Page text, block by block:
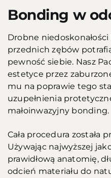
Bonding w
Drobne
przednich zębów
pewność siebie. Nasz
estetyce przez
mu na poprawie tego
uzupełnienia
małoinwazyjny bonding.
Cała procedura została
Używając najwyższej
prawidłową anatomię,
odcień materiału do